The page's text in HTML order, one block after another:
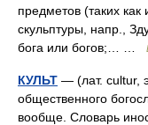
предметов (таких
скульптуры, напр.,
бога или богов;… …
КУЛЬТ — (лат. cultur,
общественного
вообще. Словарь